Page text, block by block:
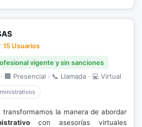
15 Usuarios
vigente y sin sanciones
🏢 Presencial · 📞 Llamada · 💻 Virtual
transformamos la manera de abordar
con asesorías virtuales